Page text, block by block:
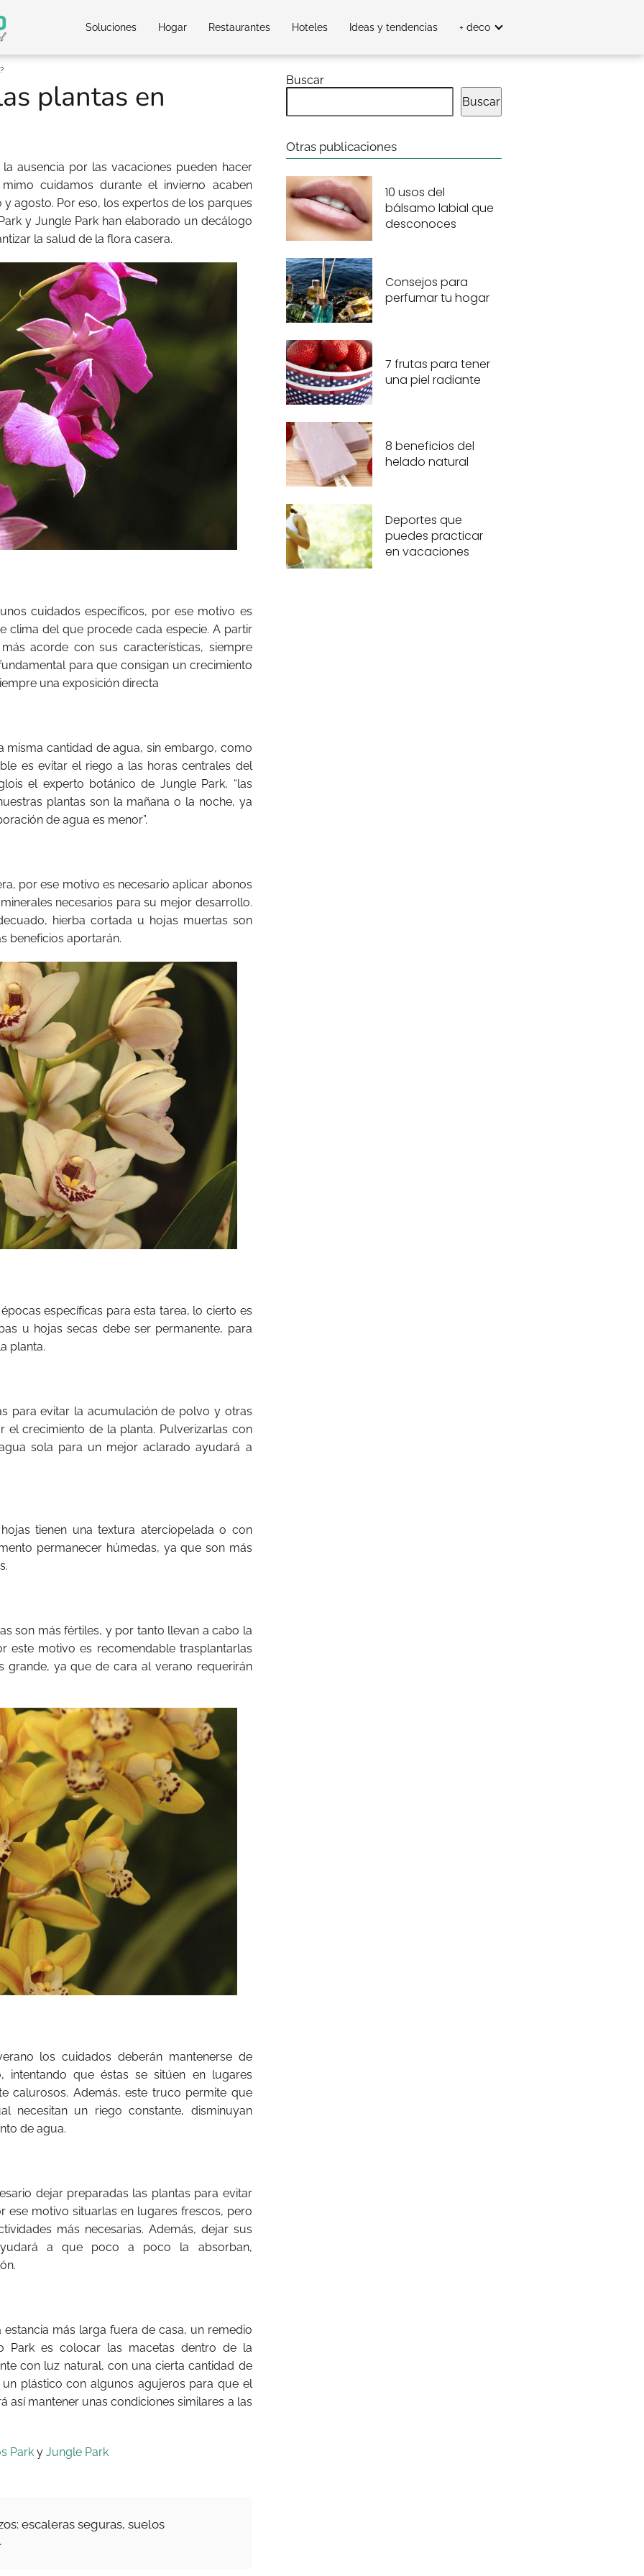
Soluciones Hogar Restaurantes Hoteles Ideas y tendencias + deco
plantas en
ausencia por las vacaciones pueden hacer
cuidamos durante el invierno acaben
agosto. Por eso, los expertos de los parques
y Jungle Park han elaborado un decálogo
la salud de la flora casera.
cuidados específicos, por ese motivo es
clima del que procede cada especie. A partir
acorde con sus características, siempre
para que consigan un crecimiento
una exposición directa
misma cantidad de agua, sin embargo, como
es evitar el riego a las horas centrales del
el experto botánico de Jungle Park, “las
plantas son la mañana o la noche, ya
de agua es menor”.
por ese motivo es necesario aplicar abonos
necesarios para su mejor desarrollo.
hierba cortada u hojas muertas son
beneficios aportarán.
específicas para esta tarea, lo cierto es
u hojas secas debe ser permanente, para
planta.
para evitar la acumulación de polvo y otras
el crecimiento de la planta. Pulverizarlas con
sola para un mejor aclarado ayudará a
tienen una textura aterciopelada o con
permanecer húmedas, ya que son más
son más fértiles, y por tanto llevan a cabo la
este motivo es recomendable trasplantarlas
grande, ya que de cara al verano requerirán
los cuidados deberán mantenerse de
intentando que éstas se sitúen en lugares
calurosos. Además, este truco permite que
necesitan un riego constante, disminuyan
de agua.
dejar preparadas las plantas para evitar
ese motivo situarlas en lugares frescos, pero
más necesarias. Además, dejar sus
a que poco a poco la absorban,
más larga fuera de casa, un remedio
Park es colocar las macetas dentro de la
con luz natural, con una cierta cantidad de
plástico con algunos agujeros para que el
así mantener unas condiciones similares a las
Park y Jungle Park
escaleras seguras, suelos
Buscar
Buscar
Otras publicaciones
10 usos del
bálsamo labial que
desconoces
Consejos para
perfumar tu hogar
7 frutas para tener
una piel radiante
8 beneficios del
helado natural
Deportes que
puedes practicar
en vacaciones